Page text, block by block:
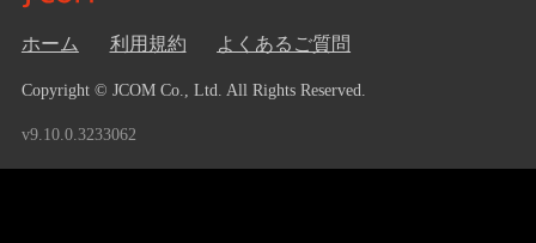
ホーム 利用規約 よくあるご質問
Copyright © JCOM Co., Ltd. All Rights Reserved.
v9.10.0.3233062